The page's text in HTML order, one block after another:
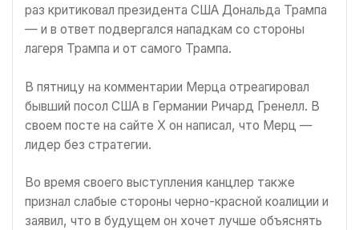
раз критиковал президента США Дональда Трампа
— и в ответ подвергался нападкам со стороны
лагеря Трампа и от самого Трампа.
В пятницу на комментарии Мерца отреагировал
бывший посол США в Германии Ричард Гренелл. В
своем посте на сайте X он написал, что Мерц —
лидер без стратегии.
Во время своего выступления канцлер также
признал слабые стороны черно-красной коалиции и
заявил, что в будущем он хочет лучше объяснять